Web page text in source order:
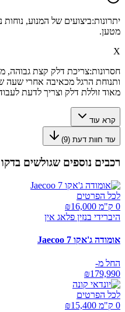
יתרונות:ביצועים של המנוע,
מטען.
X
חסרונות:צריכת דלק קצת גבוהה,
ותנוחת הרגל מכאיבה אחרי שעה
מאוד זוללת דלק וצריך לדעת
קרא עוד
עוד חוות דעת (9
)
רכבים נוספים שגולשים בדקו
לכל הפרטים
0 ק"מ ₪
16,000
היברידי בנזין פלאג אין
אומודה ג'אקו Jaecoo 7
החל מ-
₪179,990
לכל הפרטים
0 ק"מ ₪
15,400